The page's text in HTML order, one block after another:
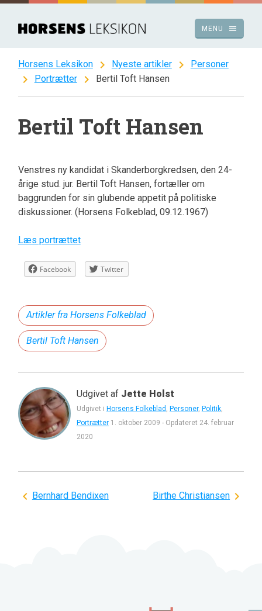
Spring
indhold
menu
MENU
Horsens Leksikon chevron_right Nyeste artikler chevron_right Personer
chevron_right Portrætter chevron_right Bertil Toft Hansen
Bertil Toft Hansen
Venstres ny kandidat i Skanderborgkredsen, den 24-
årige stud. jur. Bertil Toft Hansen, fortæller om
baggrunden for sin glubende appetit på politiske
diskussioner. (Horsens Folkeblad, 09.12.1967)
Læs portrættet
Facebook Twitter
Artikler fra Horsens Folkeblad
Bertil Toft Hansen
Udgivet af Jette Holst
Udgivet i Horsens Folkeblad Personer, Politik,
Portrætter 1. oktober 2009 - Opdateret 24. februar
2020
Indlægsnavigation
Bernhard Bendixen Birthe Christiansen